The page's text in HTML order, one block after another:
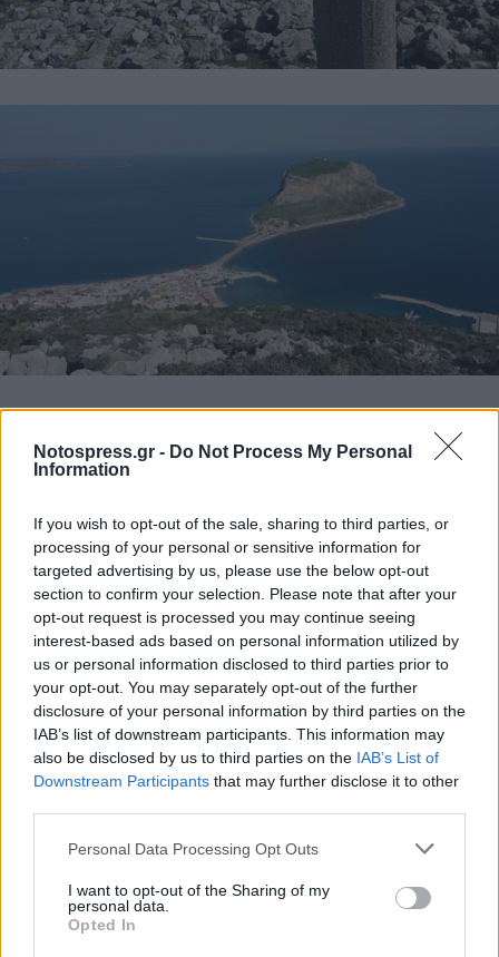
Notospress.gr - Do Not Process My Personal
Information
If you wish to opt-out of the sale, sharing to third parties, or
processing of your personal or sensitive information for
targeted advertising by us, please use the below opt-out
section to confirm your selection. Please note that after your
opt-out request is processed you may continue seeing
interest-based ads based on personal information utilized by
us or personal information disclosed to third parties prior to
your opt-out. You may separately opt-out of the further
disclosure of your personal information by third parties on the
IAB’s list of downstream participants. This information may
also be disclosed by us to third parties on the IAB’s List of
Downstream Participants that may further disclose it to other
Personal Data Processing Opt Outs
I want to opt-out of the Sharing of my
personal data.
Opted In